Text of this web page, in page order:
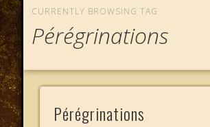
CURRENTLY BROWSING TAG
Pérégrinations
Pérégrinations